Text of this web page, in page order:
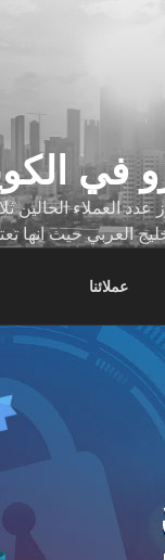
في
العملاء الحالين
العربي حيث انها
عملائنا